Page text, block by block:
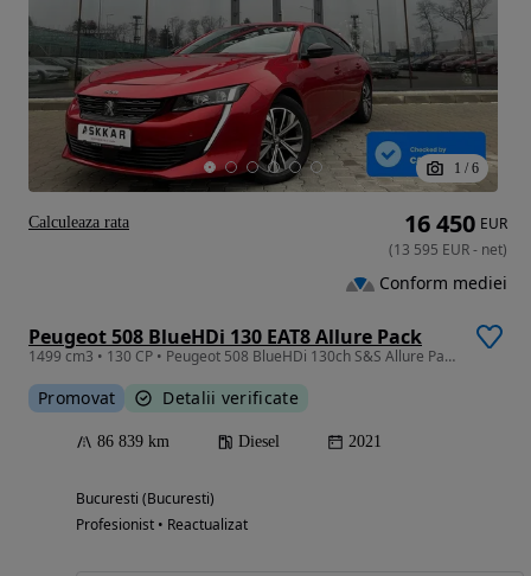
1 / 6
Peugeot 508 BlueHDi 130 EAT8 Allure Pack
1499 cm3 • 130 CP • Peugeot 508 BlueHDi 130ch S&S Allure Pack EAT8 automat
Promovat Detalii verificate
86 839 km Diesel 2021
Bucuresti (Bucuresti)
Profesionist • Reactualizat
16 450 EUR
(13 595 EUR- net)
Conform mediei
Calculeaza rata